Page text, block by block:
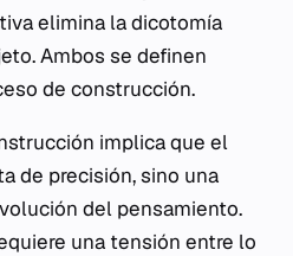
elimina la dicotomía
Ambos se definen
de construcción.
implica que el
de precisión, sino una
del pensamiento.
una tensión entre lo